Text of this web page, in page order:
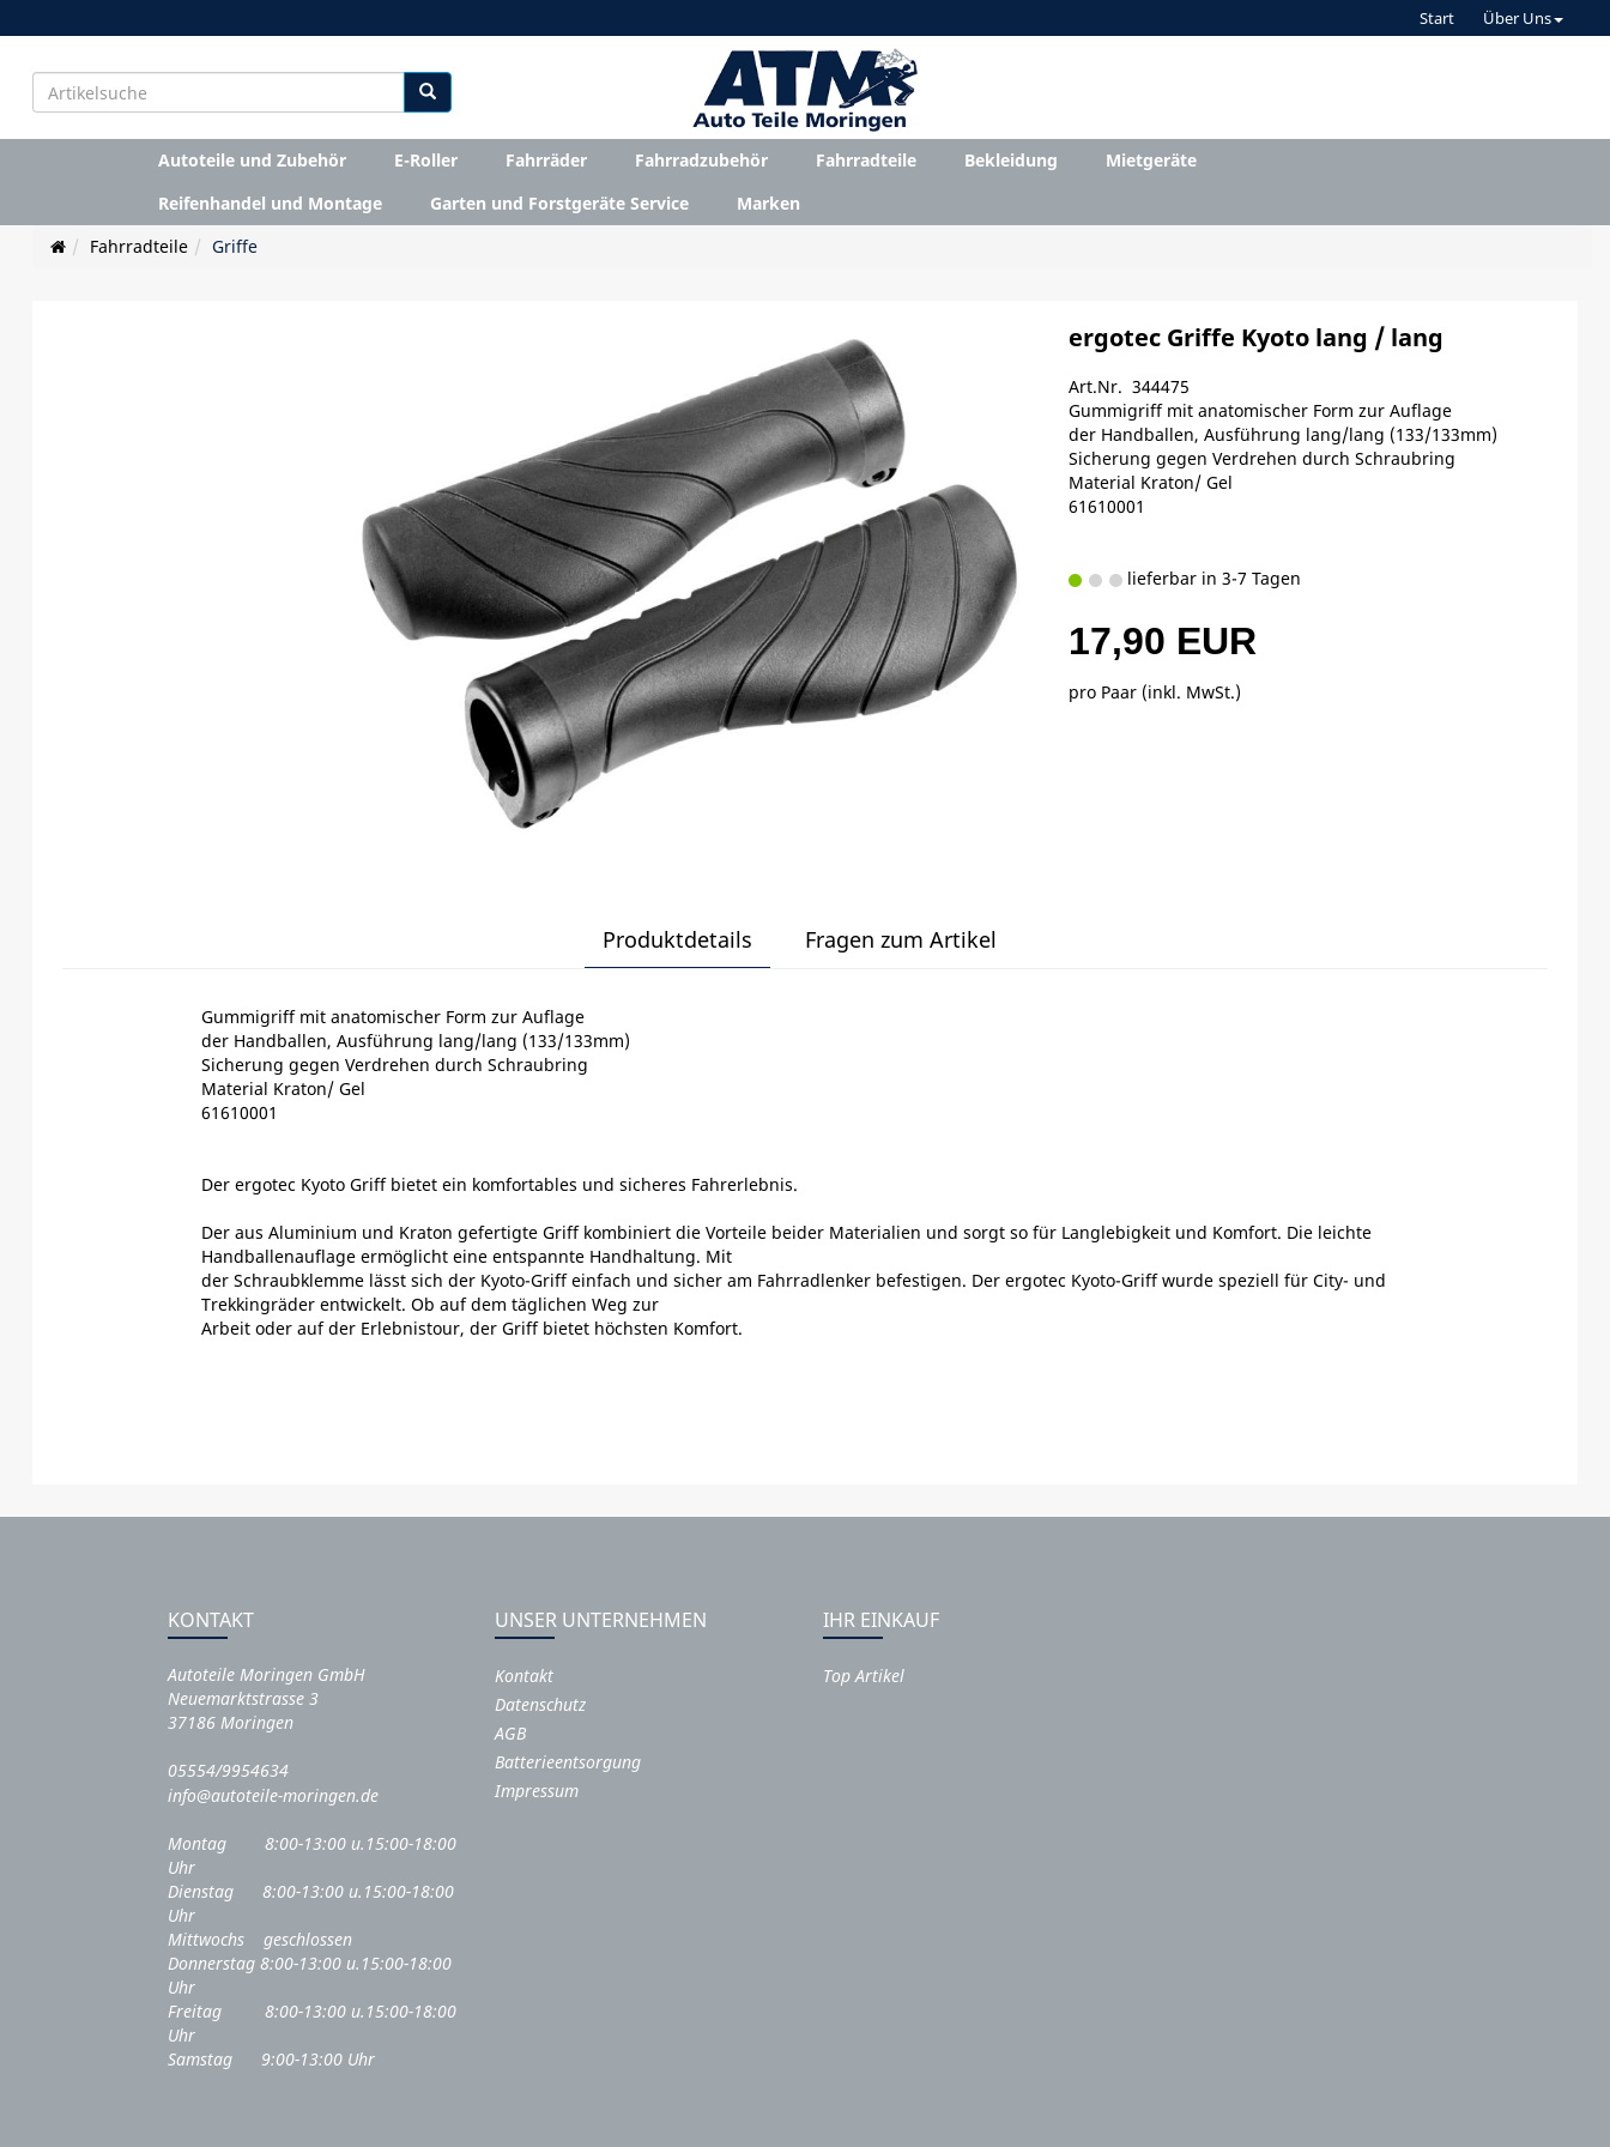
Start Über Uns
Autoteile und Zubehör E-Roller Fahrräder Fahrradzubehör Fahrradteile Bekleidung
Mietgeräte
Reifenhandel und Montage
Garten und Forstgeräte Service
Marken
Fahrradteile
Griffe
ergotec Griffe Kyoto lang / lang
Art.Nr. 344475
Gummigriff mit anatomischer Form zur Auflage
der Handballen, Ausführung lang/lang (133/133mm)
Sicherung gegen Verdrehen durch Schraubring
Material Kraton/ Gel
61610001
lieferbar in 3-7 Tagen
17,90 EUR
pro Paar (inkl. MwSt.)
Produktdetails Fragen zum Artikel
Gummigriff mit anatomischer Form zur Auflage
der Handballen, Ausführung lang/lang (133/133mm)
Sicherung gegen Verdrehen durch Schraubring
Material Kraton/ Gel
61610001
Der ergotec Kyoto Griff bietet ein komfortables und sicheres Fahrerlebnis.
Der aus Aluminium und Kraton gefertigte Griff kombiniert die Vorteile beider Materialien und sorgt so für Langlebigkeit und Komfort. Die leichte
Handballenauflage ermöglicht eine entspannte Handhaltung. Mit
der Schraubklemme lässt sich der Kyoto-Griff einfach und sicher am Fahrradlenker befestigen. Der ergotec Kyoto-Griff wurde speziell für City- und
Trekkingräder entwickelt. Ob auf dem täglichen Weg zur
Arbeit oder auf der Erlebnistour, der Griff bietet höchsten Komfort.
KONTAKT
Autoteile Moringen GmbH
Neuemarktstrasse 3
37186 Moringen
05554/9954634
info@autoteile-moringen.de
Montag 8:00-13:00 u.15:00-18:00
Uhr
Dienstag 8:00-13:00 u.15:00-18:00
Uhr
Mittwochs geschlossen
Donnerstag 8:00-13:00 u.15:00-18:00
Uhr
Freitag 8:00-13:00 u.15:00-18:00
Uhr
Samstag 9:00-13:00 Uhr
UNSER UNTERNEHMEN
Kontakt
Datenschutz
AGB
Batterieentsorgung
Impressum
IHR EINKAUF
Top Artikel